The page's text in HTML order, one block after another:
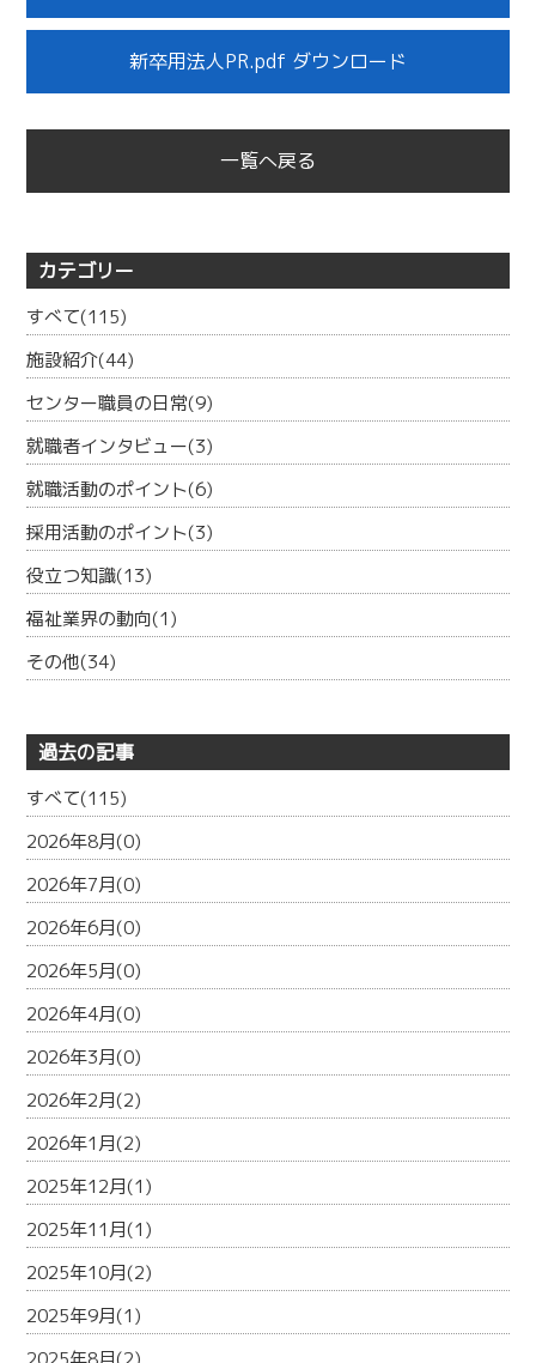
新卒用法人PR.pdf ダウンロード
一覧へ戻る
カテゴリー
すべて(115)
施設紹介(44)
センター職員の日常(9)
就職者インタビュー(3)
就職活動のポイント(6)
採用活動のポイント(3)
役立つ知識(13)
福祉業界の動向(1)
その他(34)
過去の記事
すべて(115)
2026年8月(0)
2026年7月(0)
2026年6月(0)
2026年5月(0)
2026年4月(0)
2026年3月(0)
2026年2月(2)
2026年1月(2)
2025年12月(1)
2025年11月(1)
2025年10月(2)
2025年9月(1)